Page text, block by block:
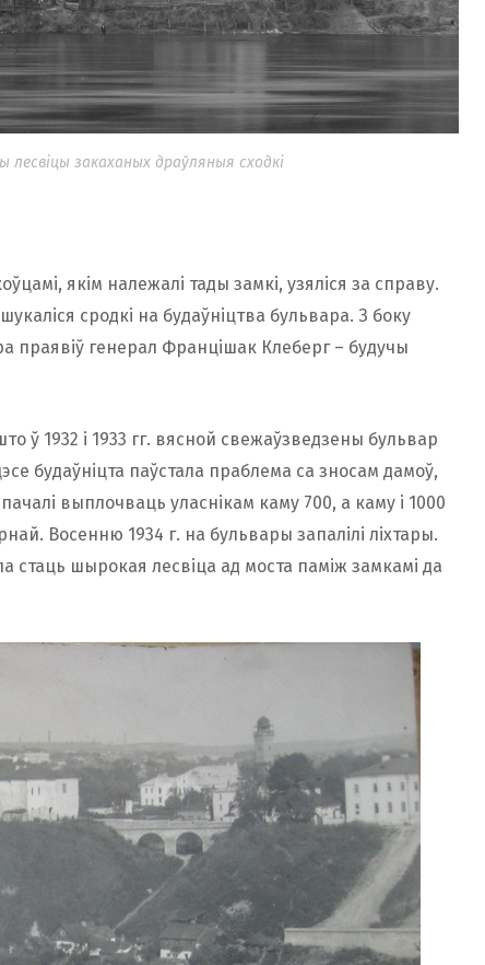
лесвіцы закаханых драўляныя сходкі
якім належалі тады замкі, узяліся за справу.
сродкі на будаўніцтва бульвара. З боку
праявіў генерал Францішак Клеберг – будучы
ў 1932 і 1933 гг. вясной свежаўзведзены бульвар
будаўніцта паўстала праблема са зносам дамоў,
выплочваць уласнікам каму 700, а каму і 1000
Восенню 1934 г. на бульвары запалілі ліхтары.
стаць шырокая лесвіца ад моста паміж замкамі да